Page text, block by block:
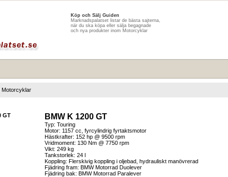
Köp och Sälj Guiden
Marknadspalatset listar de bästa sajterna,
när du ska köpa eller sälja begagnade
och nya produkter inom Motorcyklar
Motorcyklar
BMW K 1200 GT
Typ: Touring
Motor: 1157 cc, fyrcylindrig fyrtaktsmotor
Hästkrafter: 152 hp @ 9500 rpm
Vridmoment: 130 Nm @ 7750 rpm
Vikt: 249 kg
Tankstorlek: 24 l
Koppling: Flerskivig koppling i oljebad, hydrauliskt manövrerad
Fjädring fram: BMW Motorrad Duolever
Fjädring bak: BMW Motorrad Paralever